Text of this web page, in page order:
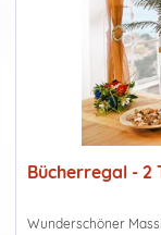
Bücherregal - 2
Wunderschöner